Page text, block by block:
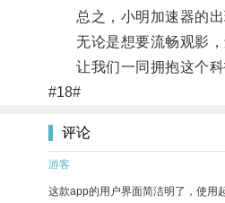
总之，小明加速器的出
无论是想要流畅观影，
让我们一同拥抱这个科
#18#
评论
游客
这款app的用户界面简洁明了，使用